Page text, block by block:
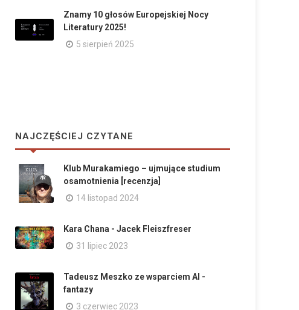
Znamy 10 głosów Europejskiej Nocy
Literatury 2025!
5 sierpień 2025
NAJCZĘŚCIEJ CZYTANE
Klub Murakamiego – ujmujące studium
osamotnienia [recenzja]
14 listopad 2024
Kara Chana - Jacek Fleiszfreser
31 lipiec 2023
Tadeusz Meszko ze wsparciem AI -
fantazy
3 czerwiec 2023